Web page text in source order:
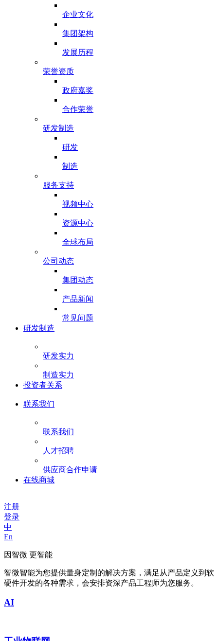
企业文化
集团架构
发展历程
荣誉资质
政府嘉奖
合作荣誉
研发制造
研发
制造
服务支持
视频中心
资源中心
全球布局
公司动态
集团动态
产品新闻
常见问题
研发制造
研发实力
制造实力
投资者关系
联系我们
联系我们
人才招聘
供应商合作申请
在线商城
注册
登录
中
En
因智微 更智能
智微智能为您提供量身定制的解决方案，满足从产品定义到软
硬件开发的各种需求，会安排资深产品工程师为您服务。
AI